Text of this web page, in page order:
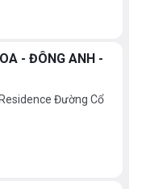
- ĐÔNG ANH -
Đường Cổ